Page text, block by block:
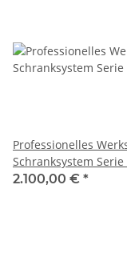
Professionelles
Schranksystem Serie
teilig grau, WEBER
2.100,00 € *